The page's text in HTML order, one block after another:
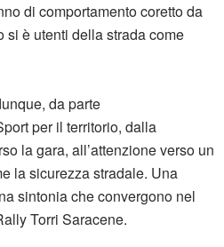
di comportamento coretto da
è utenti della strada come
da parte
per il territorio, dalla
la gara, all’attenzione verso un
la sicurezza stradale. Una
sintonia che convergono nel
Torri Saracene.